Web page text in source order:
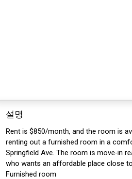
설명
Rent is $850/month, and the room is
renting out a furnished room in a
Springfield Ave. The room is move‑in
who wants an affordable place close
Furnished room